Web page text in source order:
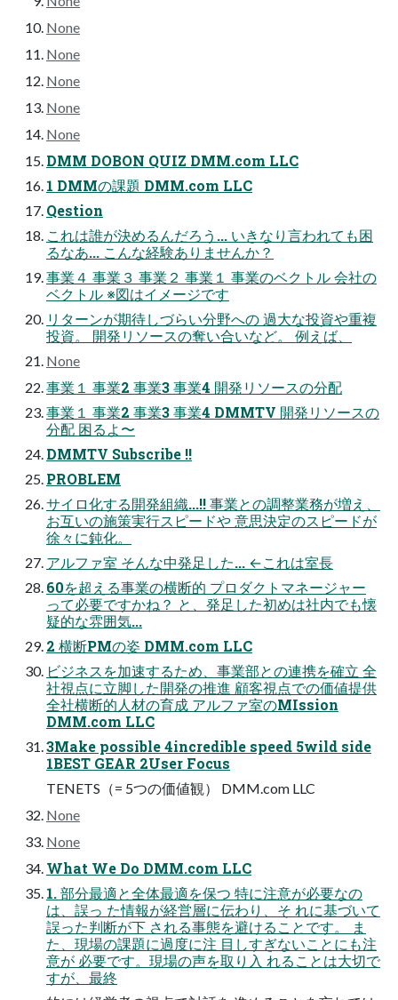
None
None
None
None
None
DMM DOBON QUIZ DMM.com LLC
1 DMMの課題 DMM.com LLC
Qestion
これは誰が決めるんだろう... いきなり言われても困
るなあ... こんな経験ありませんか？
事業４ 事業３ 事業２ 事業１ 事業のベクトル 会社の
ベクトル ※図はイメージです
リターンが期待しづらい分野への 過大な投資や重複
投資。 開発リソースの奪い合いなど。 例えば、
None
事業１ 事業2 事業3 事業4 開発リソースの分配
事業１ 事業2 事業3 事業4 DMMTV 開発リソースの
分配 困るよ〜
DMMTV Subscribe !!
PROBLEM
サイロ化する開発組織...!! 事業との調整業務が増え、
お互いの施策実行スピードや 意思決定のスピードが
徐々に鈍化。
アルファ室 そんな中発足した... ←これは室長
60を超える事業の横断的 プロダクトマネージャー
って必要ですかね？ と、発足した初めは社内でも懐
疑的な雰囲気...
2 横断PMの姿 DMM.com LLC
ビジネスを加速するため、事業部との連携を確立 全
社視点に立脚した開発の推進 顧客視点での価値提供
全社横断的人材の育成 アルファ室のMIssion
DMM.com LLC
3Make possible 4incredible speed 5wild side
1BEST GEAR 2User Focus
TENETS（= 5つの価値観） DMM.com LLC
None
None
What We Do DMM.com LLC
1. 部分最適と全体最適を保つ 特に注意が必要なの
は、誤っ た情報が経営層に伝わり、そ れに基づいて
誤った判断が下 される事態を避けることです。 ま
た、現場の課題に過度に注 目しすぎないことにも注
意が 必要です。現場の声を取り入 れることは大切で
すが、最終